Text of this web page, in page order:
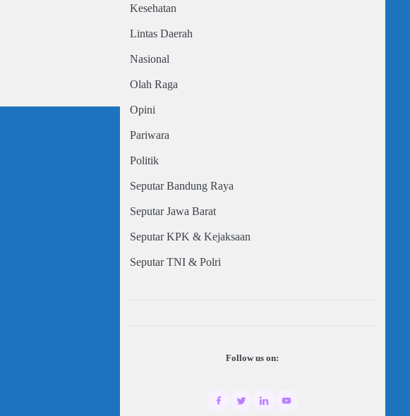
Kesehatan
Lintas Daerah
Nasional
Olah Raga
Opini
Pariwara
Politik
Seputar Bandung Raya
Seputar Jawa Barat
Seputar KPK & Kejaksaan
Seputar TNI & Polri
Follow us on: